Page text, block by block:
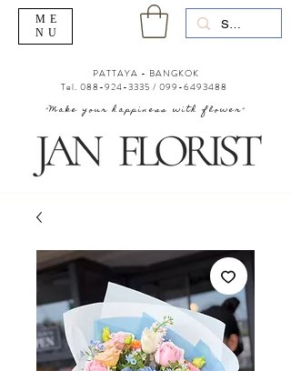
"Make your happiness with flower"
PATTAYA - BANGKOK
Tel. 088-924-3335 / 099-6493488
ME
NU